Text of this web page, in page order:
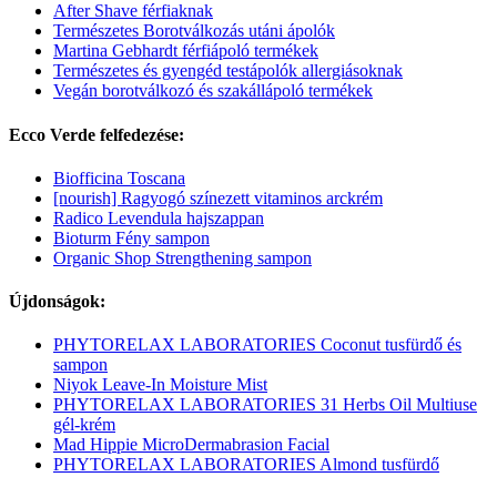
After Shave férfiaknak
Természetes Borotválkozás utáni ápolók
Martina Gebhardt férfiápoló termékek
Természetes és gyengéd testápolók allergiásoknak
Vegán borotválkozó és szakállápoló termékek
Ecco Verde felfedezése:
Biofficina Toscana
[nourish] Ragyogó színezett vitaminos arckrém
Radico Levendula hajszappan
Bioturm Fény sampon
Organic Shop Strengthening sampon
Újdonságok:
PHYTORELAX LABORATORIES Coconut tusfürdő és
sampon
Niyok Leave-In Moisture Mist
PHYTORELAX LABORATORIES 31 Herbs Oil Multiuse
gél-krém
Mad Hippie MicroDermabrasion Facial
PHYTORELAX LABORATORIES Almond tusfürdő